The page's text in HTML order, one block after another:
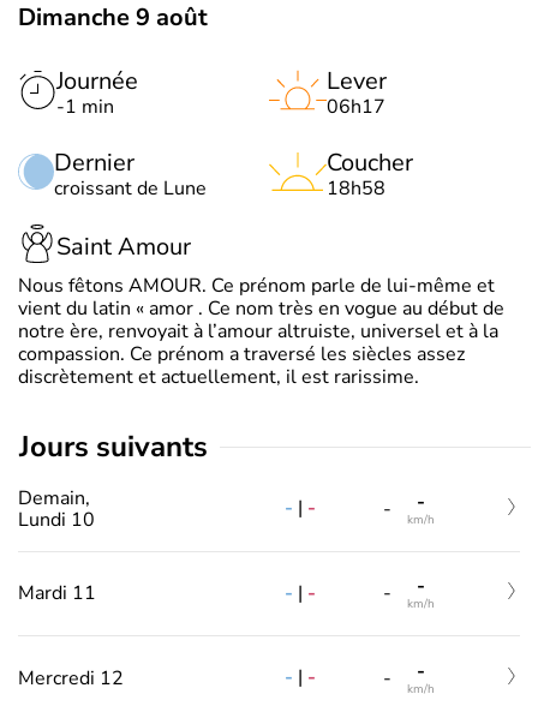
Dimanche 9 août
Journée
-1 min
Dernier
croissant de Lune
Lever
06h17
Coucher
18h58
Saint Amour
Nous fêtons AMOUR. Ce prénom parle de lui-même et
vient du latin « amor . Ce nom très en vogue au début de
notre ère, renvoyait à l’amour altruiste, universel et à la
compassion. Ce prénom a traversé les siècles assez
discrètement et actuellement, il est rarissime.
jours suivants
Demain,
Lundi 10
- | - - -
km/h
Mardi 11 - | - - -
km/h
Mercredi 12 - | - - -
km/h